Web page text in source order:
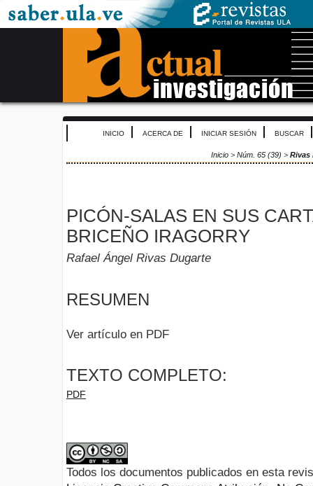
INICIO ACERCA DE INICIAR SESIÓN BUSCAR
Inicio> Núm. 65 (39) > Rivas
PICÓN-SALAS EN SUS
BRICEÑO IRAGORRY
Rafael Ángel Rivas Dugarte
RESUMEN
Ver artículo en PDF
TEXTO COMPLETO:
PDF
Todos los documentos publicados en esta